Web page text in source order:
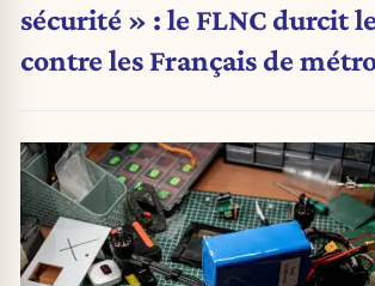
sécurité » : le FLNC durcit
contre les Français de